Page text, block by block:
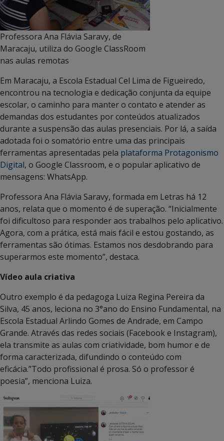
Professora Ana Flávia Saravy, de
Maracaju, utiliza do Google ClassRoom
nas aulas remotas
Em Maracaju, a Escola Estadual Cel Lima de Figueiredo,
encontrou na tecnologia e dedicação conjunta da equipe
escolar, o caminho para manter o contato e atender as
demandas dos estudantes por conteúdos atualizados
durante a suspensão das aulas presenciais. Por lá, a saída
adotada foi o somatório entre uma das principais
ferramentas apresentadas pela plataforma Protagonismo
Digital, o Google Classroom, e o popular aplicativo de
mensagens: WhatsApp.
Professora Ana Flávia Saravy, formada em Letras há 12
anos, relata que o momento é de superação. “Inicialmente
foi dificultoso para responder aos trabalhos pelo aplicativo.
Agora, com a prática, está mais fácil e estou gostando, as
ferramentas são ótimas. Estamos nos desdobrando para
superarmos este momento”, destaca.
Vídeo aula criativa
Outro exemplo é da pedagoga Luiza Regina Pereira da
Silva, 45 anos, leciona no 3°ano do Ensino Fundamental, na
Escola Estadual Arlindo Gomes de Andrade, em Campo
Grande. Através das redes sociais (Facebook e Instagram),
ela transmite as aulas com criatividade, bom humor e de
forma caracterizada, difundindo o conteúdo com
eficácia.”Todo profissional é prosa. Só o professor é
poesia”, menciona Luiza.